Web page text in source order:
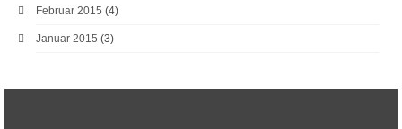
Februar 2015 (4)
Januar 2015 (3)